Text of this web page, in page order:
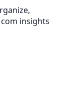
insights